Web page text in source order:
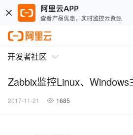
开发者社区
Zabbix监控Linux、Windows
2017-11-21 1685